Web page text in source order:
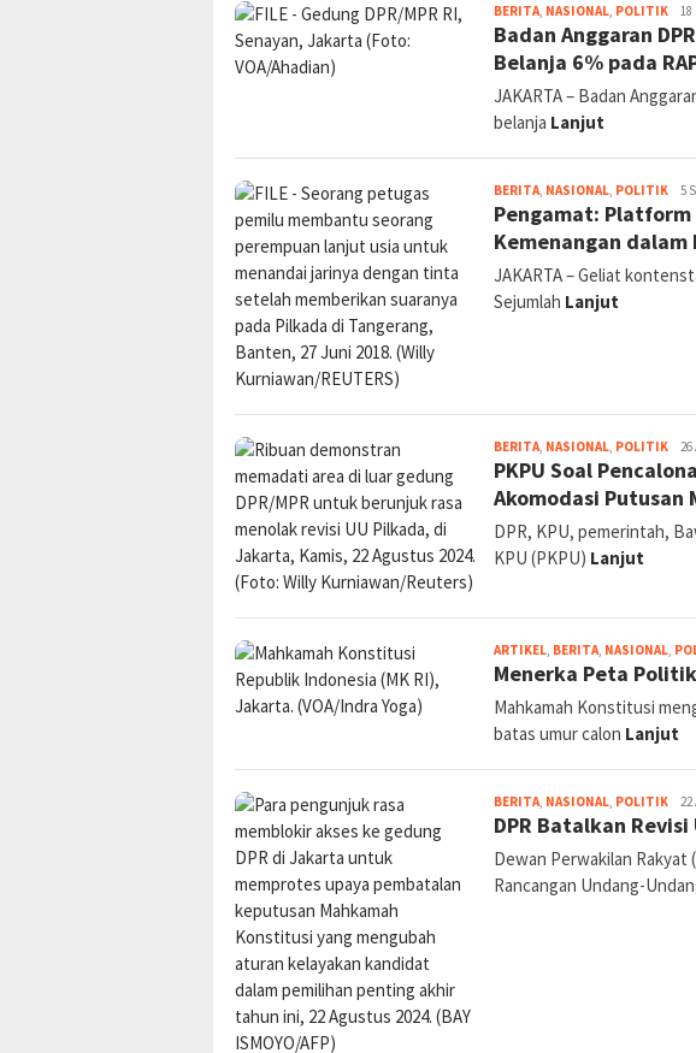
BERITA, NASIONAL, POLITIK 18
Badan Anggaran
Belanja 6% pada
JAKARTA – Badan
belanja Lanjut
BERITA, NASIONAL, POLITIK 5
Pengamat:
Kemenangan
JAKARTA – Geliat
Sejumlah Lanjut
BERITA, NASIONAL, POLITIK 26
PKPU Soal
Akomodasi Putusan
DPR, KPU, pemerintah,
KPU (PKPU) Lanjut
ARTIKEL, BERITA, NASIONAL,
Menerka Peta
Mahkamah Konstitusi
batas umur calon Lanjut
BERITA, NASIONAL, POLITIK 22
DPR Batalkan
Dewan Perwakilan Rakyat
Rancangan Undang-